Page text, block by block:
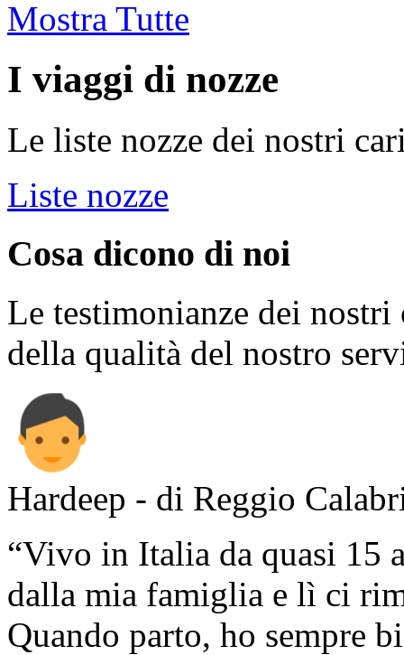
Mostra Tutte
I viaggi di nozze
Le liste nozze dei nostri
Liste nozze
Cosa dicono di noi
Le testimonianze dei
della qualità del nostro
Hardeep - di Reggio
“Vivo in Italia da quasi 15
dalla mia famiglia e lì ci
Quando parto, ho sempre